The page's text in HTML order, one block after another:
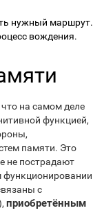
нужный маршрут.
вождения.
на самом деле
функцией,
памяти. Это
не пострадают
с
приобретённым